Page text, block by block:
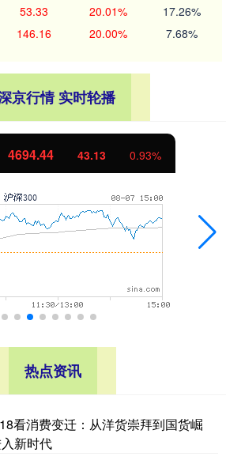
53.33 20.01% 17.26%
146.16 20.00% 7.68%
京行情 实时轮播
4694.44 43.13 0.93%
热点资讯
看消费变迁：从洋货崇拜到国货崛
新时代